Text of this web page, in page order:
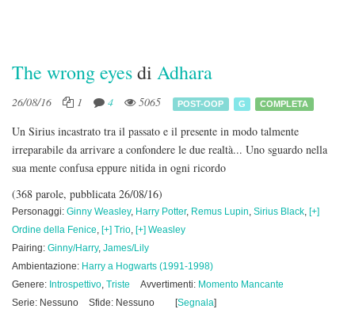
The wrong eyesdi Adhara
26/08/16 1 4 5065 POST-OOP G COMPLETA
Un Sirius incastrato tra il passato e il presente in modo talmente
irreparabile da arrivare a confondere le due realtà... Uno sguardo nella
sua mente confusa eppure nitida in ogni ricordo
(368 parole, pubblicata 26/08/16)
Personaggi: Ginny Weasley, Harry Potter, Remus Lupin, Sirius Black, [+]
Ordine della Fenice, [+] Trio, [+] Weasley
Pairing: Ginny/Harry, James/Lily
Ambientazione: Harry a Hogwarts (1991-1998)
Genere: Introspettivo, Triste Avvertimenti: Momento Mancante
Serie: Nessuno
Sfide: Nessuno [Segnala]